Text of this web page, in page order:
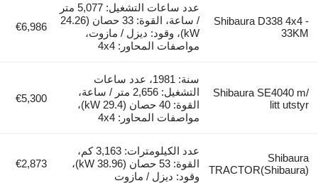
Shibaura D338 4x4 -
33KM
عدد ساعات التشغيل: 5,077 متر
/ ساعة، القوة: 33 حصان (24.26
kW)، وقود: ديزل / مازوت،
مواصفات المحاور: 4x4
€6,986
Shibaura SE4040 m/
litt utstyr
سنة: 1981، عدد ساعات
التشغيل: 2,656 متر / ساعة،
القوة: 40 حصان (29.4 kW)،
مواصفات المحاور: 4x4
€5,300
Shibaura
TRACTOR(Shibaura)
عدد الكيلومترات: 3,163 كم،
القوة: 53 حصان (38.96 kW)،
وقود: ديزل / مازوت
€2,873